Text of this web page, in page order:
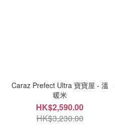
Caraz Prefect Ultra 寶寶屋 - 溫
暖米
HK$2,590.00
HK$3,230.00